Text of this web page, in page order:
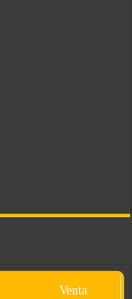
Venta